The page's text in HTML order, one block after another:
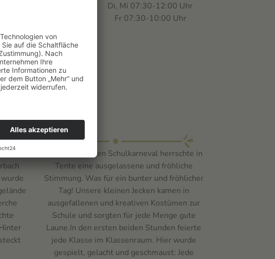
Di, Mi 07:30-12:00 Uhr
Fr 07:30-10:00 Uhr
Karneval
Am vergangenen Schulkarneval herrschte in
Tente eine ausgelassene und fröhliche
Stimmung. Was für ein bunter und fröhlicher
Tag! Unsere kleinen Jecken kamen in
ausgefallenen und kreativen Kostümen zur
Schule und sorgten für jede Menge gute
Laune.In den ersten beiden Stunden feierte
jede Klasse im Klassenraum. Hier wurde
gespielt, gelacht und geschmaust: Jede